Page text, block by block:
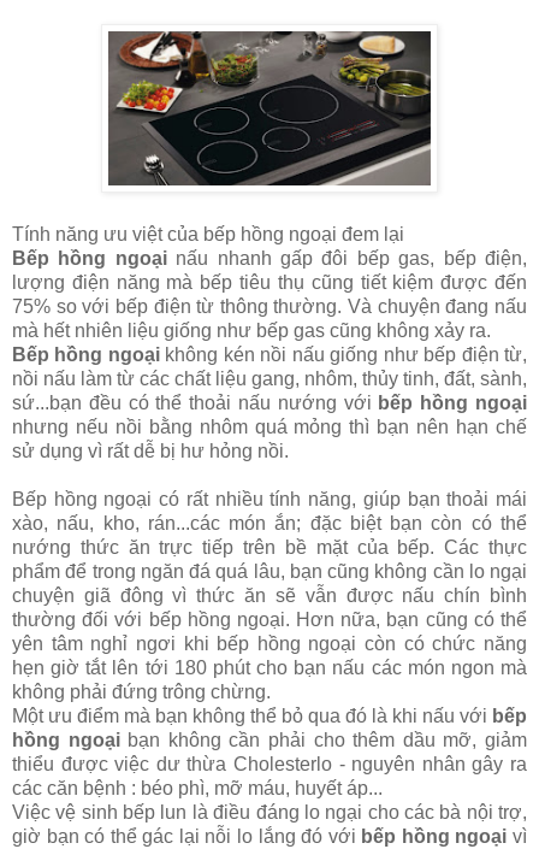
Tính năng ưu việt của bếp hồng ngoại đem lại
Bếp hồng ngoạinấu nhanh gấp đôi bếp gas, bếp điện,
lượng điện năng mà bếp tiêu thụ cũng tiết kiệm được đến
75% so với bếp điện từ thông thường. Và chuyện đang nấu
mà hết nhiên liệu giống như bếp gas cũng không xảy ra.
Bếp hồng ngoại không kén nồi nấu giống như bếp điện từ,
nồi nấu làm từ các chất liệu gang, nhôm, thủy tinh, đất, sành,
sứ...bạn đều có thể thoải nấu nướng với bếp hồng ngoại
nhưng nếu nồi bằng nhôm quá mỏng thì bạn nên hạn chế
sử dụng vì rất dễ bị hư hỏng nồi.
Bếp hồng ngoại có rất nhiều tính năng, giúp bạn thoải mái
xào, nấu, kho, rán...các món ắn; đặc biệt bạn còn có thể
nướng thức ăn trực tiếp trên bề mặt của bếp. Các thực
phẩm để trong ngăn đá quá lâu, bạn cũng không cần lo ngại
chuyện giã đông vì thức ăn sẽ vẫn được nấu chín bình
thường đối với bếp hồng ngoại. Hơn nữa, bạn cũng có thể
yên tâm nghỉ ngơi khi bếp hồng ngoại còn có chức năng
hẹn giờ tắt lên tới 180 phút cho bạn nấu các món ngon mà
không phải đứng trông chừng.
Một ưu điểm mà bạn không thể bỏ qua đó là khi nấu với bếp
hồng ngoại bạn không cần phải cho thêm dầu mỡ, giảm
thiểu được việc dư thừa Cholesterlo - nguyên nhân gây ra
các căn bệnh : béo phì, mỡ máu, huyết áp...
Việc vệ sinh bếp lun là điều đáng lo ngại cho các bà nội trợ,
giờ bạn có thể gác lại nỗi lo lắng đó với bếp hồng ngoại vì